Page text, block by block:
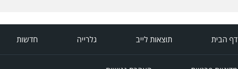
דף הבית תוצאות לייב גלרייה חדשות